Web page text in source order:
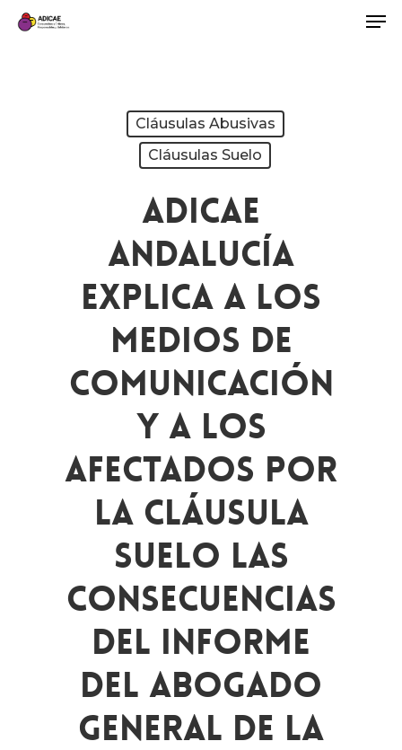
Cláusulas Abusivas
Cláusulas Suelo
ADICAE
Andalucía
Explica A Los
Medios De
Comunicación
Y A Los
Afectados Por
La Cláusula
Suelo Las
Consecuencias
Del Informe
Del Abogado
General De La